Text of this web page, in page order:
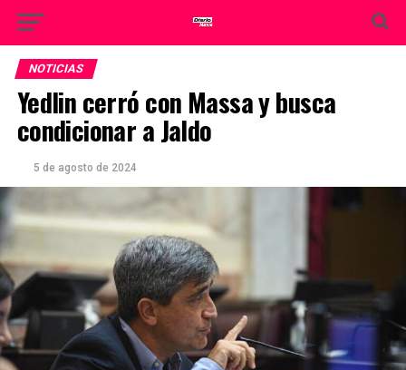
NOTICIAS
Yedlin cerró con Massa y busca
condicionar a Jaldo
5 de agosto de 2024